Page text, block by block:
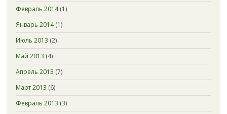
Февраль 2014(1)
Январь 2014(1)
Июль 2013 (2)
Май 2013 (4)
Апрель 2013 (7)
Март 2013 (6)
Февраль 2013 (3)